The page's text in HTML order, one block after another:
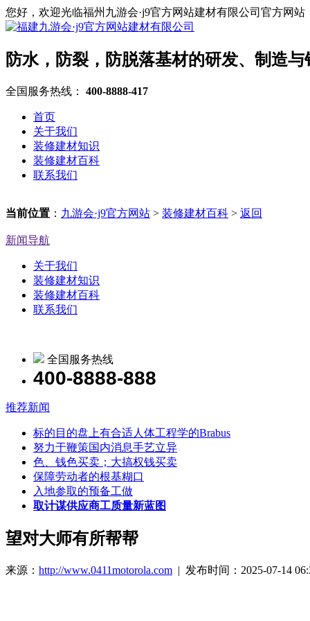
您好，欢迎光临福州九游会·j9官方网站建材有限公司官方网站
防水，防裂，防脱落基材的研发、制造与
全国服务热线： 400-8888-417
首页
关于我们
装修建材知识
装修建材百科
联系我们
当前位置 ： 九游会·j9官方网站 > 装修建材百科 > 返回
新闻导航
关于我们
装修建材知识
装修建材百科
联系我们
全国服务热线
400-8888-888
推荐新闻
标的目的盘上有合适人体工程学的Brabus
努力于鞭策国内消息手艺立异
色、钱色买卖；大搞权钱买卖
保障劳动者的根基糊口
入地参取的预备工做
取计谋供应商工质量新蓝图
望对大师有所帮帮
来源： http://www.0411motorola.com | 发布时间：2025-07-14